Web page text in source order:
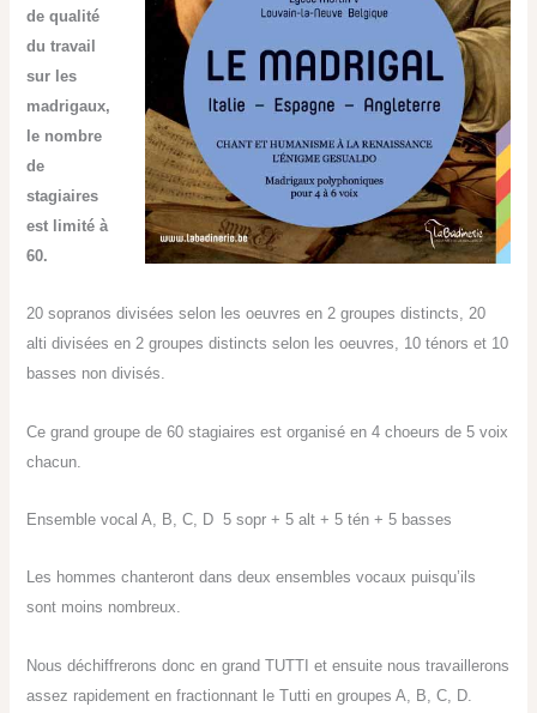
de qualité
du travail
sur les
madrigaux,
le nombre
de
stagiaires
est limité à
60.
20 sopranos divisées selon les oeuvres en 2 groupes distincts, 20
alti divisées en 2 groupes distincts selon les oeuvres, 10 ténors et 10
basses non divisés.
Ce grand groupe de 60 stagiaires est organisé en 4 choeurs de 5 voix
chacun.
Ensemble vocal A, B, C, D 5 sopr + 5 alt + 5 tén + 5 basses
Les hommes chanteront dans deux ensembles vocaux puisqu’ils
sont moins nombreux.
Nous déchiffrerons donc en grand TUTTI et ensuite nous travaillerons
assez rapidement en fractionnant le Tutti en groupes A, B, C, D.